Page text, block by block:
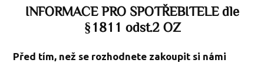
INFORMACE PRO SPOTŘEBITELE dle
§1811 odst.2 OZ
Před tím, než se rozhodnete zakoupit si námi